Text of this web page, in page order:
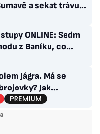
a sekat trávu
ONLINE: Sedm
z Baníku, co
Jágra. Má se
Jak